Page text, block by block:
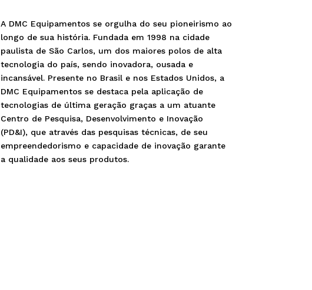
A DMC Equipamentos se orgulha do seu pioneirismo ao
longo de sua história. Fundada em 1998 na cidade
paulista de São Carlos, um dos maiores polos de alta
tecnologia do país, sendo inovadora, ousada e
incansável. Presente no Brasil e nos Estados Unidos, a
DMC Equipamentos se destaca pela aplicação de
tecnologias de última geração graças a um atuante
Centro de Pesquisa, Desenvolvimento e Inovação
(PD&I), que através das pesquisas técnicas, de seu
empreendedorismo e capacidade de inovação garante
a qualidade aos seus produtos. ​